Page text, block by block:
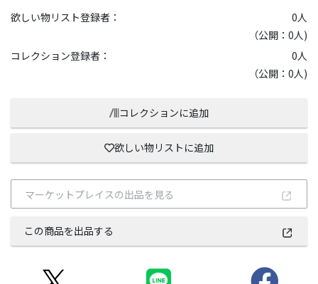
欲しい物リスト登録者： 0人
（公開：0人)
コレクション登録者：
0人
（公開：0人)
コレクションに追加
欲しい物リストに追加
マーケットプレイスの出品を見る
この商品を出品する